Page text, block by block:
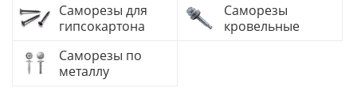
Саморезы для
гипсокартона
Саморезы
кровельные
Саморезы по
металлу